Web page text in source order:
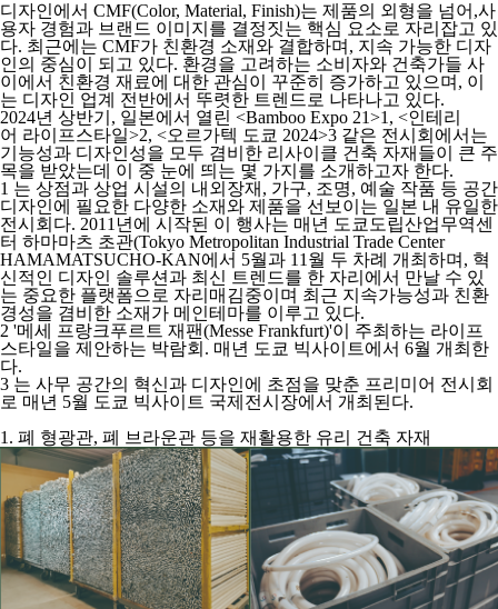
디자인에서 CMF(Color, Material, Finish)는 제품의 외형을 넘어,사
용자 경험과 브랜드 이미지를 결정짓는 핵심 요소로 자리잡고 있
다. 최근에는 CMF가 친환경 소재와 결합하며, 지속 가능한 디자
인의 중심이 되고 있다. 환경을 고려하는 소비자와 건축가들 사
이에서 친환경 재료에 대한 관심이 꾸준히 증가하고 있으며, 이
는 디자인 업계 전반에서 뚜렷한 트렌드로 나타나고 있다.
2024년 상반기, 일본에서 열린 <Bamboo Expo 21>1 , <인테리
어 라이프스타일>2, <오르가텍 도쿄 2024>3 같은 전시회에서는
기능성과 디자인성을 모두 겸비한 리사이클 건축 자재들이 큰 주
목을 받았는데 이 중 눈에 띄는 몇 가지를 소개하고자 한다.
1 는 상점과 상업 시설의 내외장재, 가구, 조명, 예술 작품 등 공간
디자인에 필요한 다양한 소재와 제품을 선보이는 일본 내 유일한
전시회다. 2011년에 시작된 이 행사는 매년 도쿄도립산업무역센
터 하마마츠 초관(Tokyo Metropolitan Industrial Trade Center
HAMAMATSUCHO-KAN에서 5월과 11월 두 차례 개최하며, 혁
신적인 디자인 솔루션과 최신 트렌드를 한 자리에서 만날 수 있
는 중요한 플랫폼으로 자리매김중이며 최근 지속가능성과 친환
경성을 겸비한 소재가 메인테마를 이루고 있다.
2 '메세 프랑크푸르트 재팬(Messe Frankfurt)'이 주최하는 라이프
스타일을 제안하는 박람회. 매년 도쿄 빅사이트에서 6월 개최한
다.
3 는 사무 공간의 혁신과 디자인에 초점을 맞춘 프리미어 전시회
로 매년 5월 도쿄 빅사이트 국제전시장에서 개최된다.
1. 폐 형광관, 폐 브라운관 등을 재활용한 유리 건축 자재